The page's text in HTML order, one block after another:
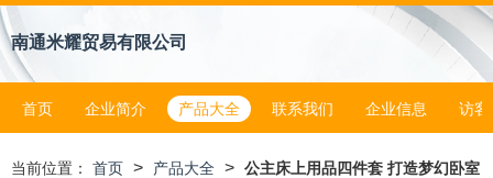
南通米耀贸易有限公司
首页 企业简介 产品大全 联系我们 企业信息 访客
当前位置： 首页 > 产品大全 > 公主床上用品四件套 打造梦幻卧室